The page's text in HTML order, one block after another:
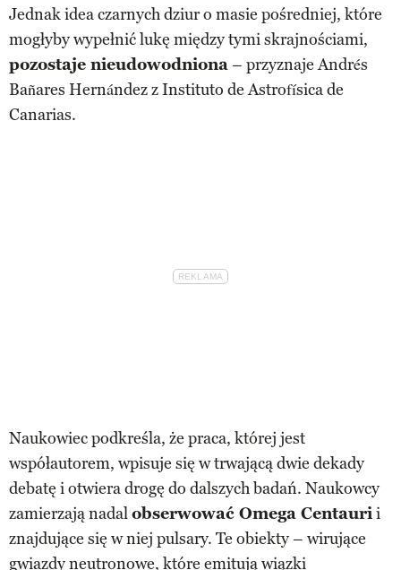
Jednak idea czarnych dziur o masie pośredniej, które
mogłyby wypełnić lukę między tymi skrajnościami,
pozostaje nieudowodniona– przyznaje Andrés
Bañares Hernández z Instituto de Astrofísica de
Canarias.
Naukowiec podkreśla, że praca, której jest
współautorem, wpisuje się w trwającą dwie dekady
debatę i otwiera drogę do dalszych badań. Naukowcy
zamierzają nadalobserwować Omega Centaurii
znajdujące się w niej pulsary. Te obiekty – wirujące
gwiazdy neutronowe, które emitują wiązki